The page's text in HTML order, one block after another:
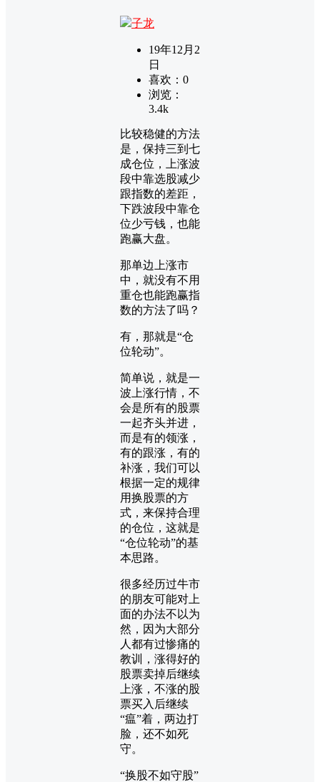
子龙
19年12月2
日
喜欢： 0
浏览：
3.4k
比较稳健的方法
是，保持三到七
成仓位，上涨波
段中靠选股减少
跟指数的差距，
下跌波段中靠仓
位少亏钱，也能
跑赢大盘。
那单边上涨市
中，就没有不用
重仓也能跑赢指
数的方法了吗？
有，那就是“仓
位轮动”。
简单说，就是一
波上涨行情，不
会是所有的股票
一起齐头并进，
而是有的领涨，
有的跟涨，有的
补涨，我们可以
根据一定的规律
用换股票的方
式，来保持合理
的仓位，这就是
“仓位轮动”的基
本思路。
很多经历过牛市
的朋友可能对上
面的办法不以为
然，因为大部分
人都有过惨痛的
教训，涨得好的
股票卖掉后继续
上涨，不涨的股
票买入后继续
“瘟”着，两边打
脸，还不如死
守。
“换股不如守股”